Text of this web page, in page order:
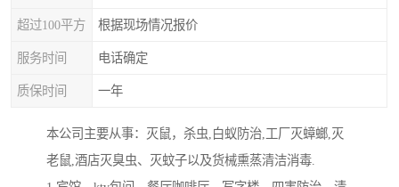
超过100平方 根据现场情况报价
服务时间 电话确定
质保时间 一年
本公司主要从事：灭鼠，杀虫,白蚁防治,工厂灭蟑螂,灭
老鼠,酒店灭臭虫、灭蚊子以及货械熏蒸清洁消毒.